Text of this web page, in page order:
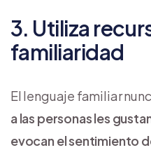
3. Utiliza
familiaridad
El lenguaje familiar
a las personas les
evocan el sentimiento